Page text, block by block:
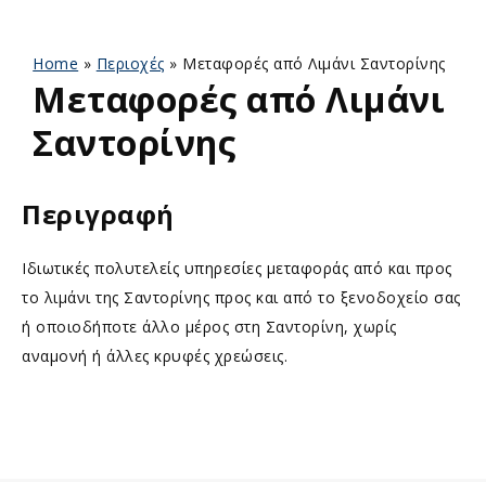
Home » Περιοχές » Μεταφορές από Λιμάνι Σαντορίνης
Μεταφορές από Λιμάνι
Σαντορίνης
Περιγραφή
Ιδιωτικές πολυτελείς υπηρεσίες μεταφοράς από και προς
το λιμάνι της Σαντορίνης προς και από το ξενοδοχείο σας
ή οποιοδήποτε άλλο μέρος στη Σαντορίνη, χωρίς
αναμονή ή άλλες κρυφές χρεώσεις.